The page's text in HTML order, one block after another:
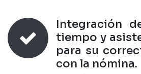
Integración
tiempo y
para su
con la nómina.